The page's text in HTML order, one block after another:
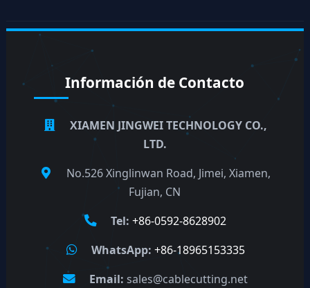
Información de Contacto
XIAMEN JINGWEI TECHNOLOGY CO.,
LTD.
No.526 Xinglinwan Road, Jimei, Xiamen,
Fujian, CN
Tel: +86-0592-8628902
WhatsApp: +86-18965153335
Email: sales@cablecutting.net